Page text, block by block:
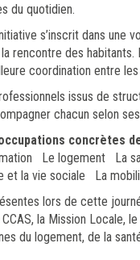
du quotidien.
s’inscrit dans une
rencontre des habitants.
coordination entre
issus de
chacun selon
concrètes
Le logement La
et la vie sociale La
lors de cette
la Mission Locale,
du logement, de la